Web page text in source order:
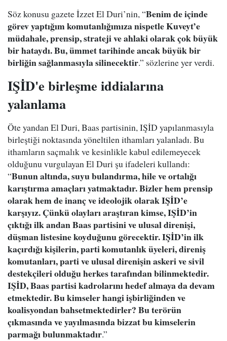
Söz konusu gazete İzzet El Duri’nin, “Benim de içinde
görev yaptığım komutanlığımıza nispetle Kuveyt’e
müdahale, prensip, strateji ve ahlaki olarak çok büyük
bir hataydı. Bu, ümmet tarihinde ancak büyük bir
birliğin sağlanmasıyla silinecektir.” sözlerine yer verdi.
IŞİD'e birleşme iddialarına
yalanlama
Öte yandan El Duri, Baas partisinin, IŞİD yapılanmasıyla
birleştiği noktasında yöneltilen ithamları yalanladı. Bu
ithamların saçmalık ve kesinlikle kabul edilemeyecek
olduğunu vurgulayan El Duri şu ifadeleri kullandı:
“Bunun altında, suyu bulandırma, hile ve ortalığı
karıştırma amaçları yatmaktadır. Bizler hem prensip
olarak hem de inanç ve ideolojik olarak IŞİD’e
karşıyız. Çünkü olayları araştıran kimse, IŞİD’in
çıktığı ilk andan Baas partisini ve ulusal direnişi,
düşman listesine koyduğunu görecektir. IŞİD’in ilk
kaçırdığı kişilerin, parti komutanlık üyeleri, direniş
komutanları, parti ve ulusal direnişin askeri ve sivil
destekçileri olduğu herkes tarafından bilinmektedir.
IŞİD, Baas partisi kadrolarını hedef almaya da devam
etmektedir. Bu kimseler hangi işbirliğinden ve
koalisyondan bahsetmektedirler? Bu terörün
çıkmasında ve yayılmasında bizzat bu kimselerin
parmağı bulunmaktadır.”